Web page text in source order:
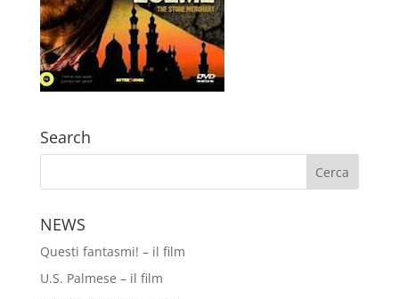
Search
NEWS
Questi fantasmi! – il film
U.S. Palmese – il film